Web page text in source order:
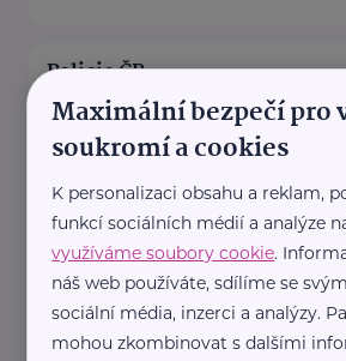
Policie ČR
Strojnická 27 Praha 7 - Holešovice
https://www.policie.cz/
pp.tisk@pcr.cz
Teen Challenge International
Maximální bezpečí pro
soukromí a cookies
K personalizaci obsahu a reklam,
funkcí sociálních médií a analýze
využíváme soubory cookie.
náš web používáte, sdílíme se
sociální média, inzerci a analýzy.
mohou zkombinovat s dalšími